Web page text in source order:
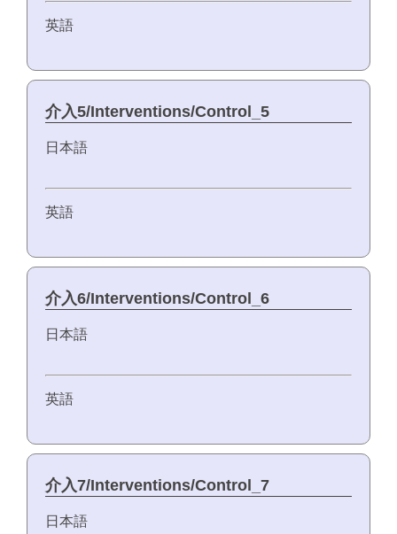
英語
介入5/Interventions/Control_5
日本語
英語
介入6/Interventions/Control_6
日本語
英語
介入7/Interventions/Control_7
日本語